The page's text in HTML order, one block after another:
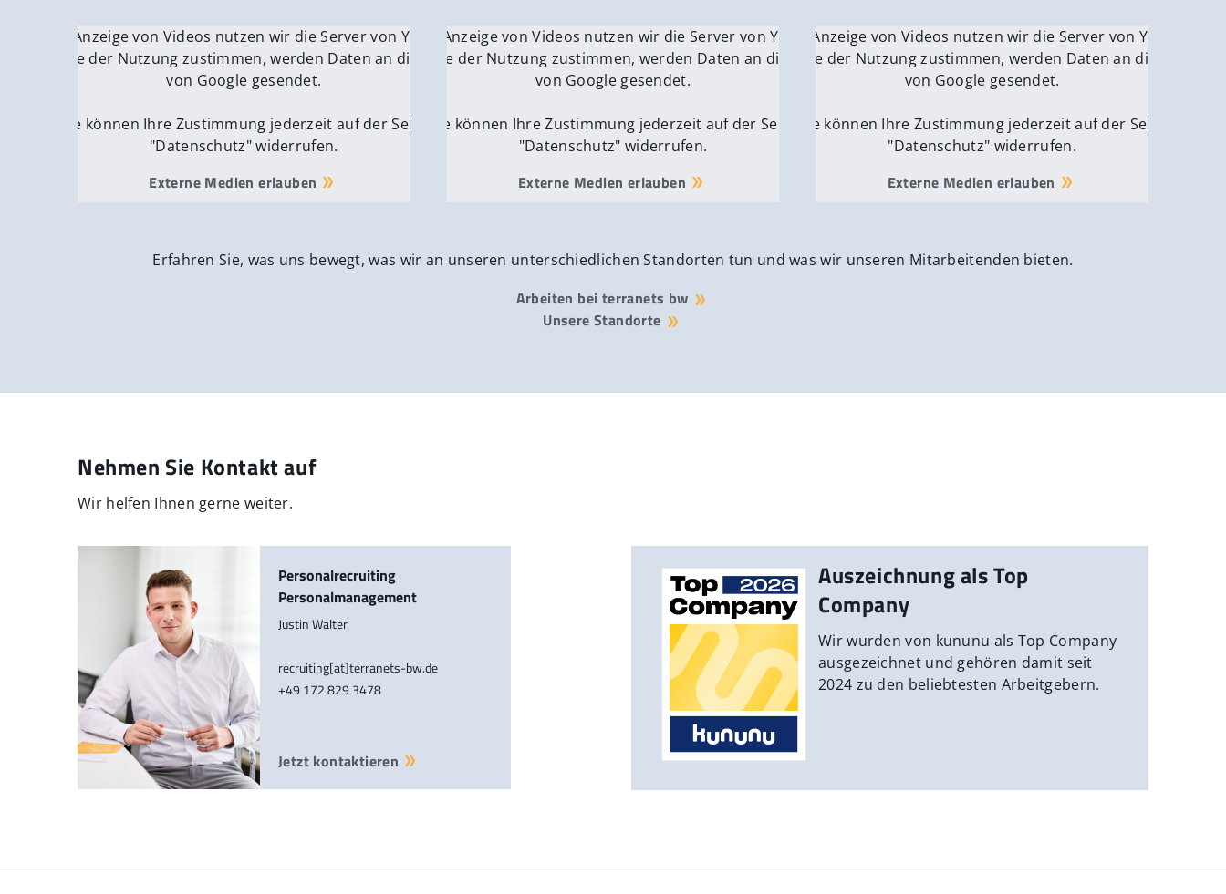
Für die Anzeige von Videos nutzen wir die Server von YouTube.
Wenn Sie der Nutzung zustimmen, werden Daten an die Server
von Google gesendet.
Sie können Ihre Zustimmung jederzeit auf der Seite
"Datenschutz" widerrufen.
Externe Medien erlauben
Für die Anzeige von Videos nutzen wir die Server von YouTube.
Wenn Sie der Nutzung zustimmen, werden Daten an die Server
von Google gesendet.
Sie können Ihre Zustimmung jederzeit auf der Seite
"Datenschutz" widerrufen.
Externe Medien erlauben
Für die Anzeige von Videos nutzen wir die Server von YouTube.
Wenn Sie der Nutzung zustimmen, werden Daten an die Server
von Google gesendet.
Sie können Ihre Zustimmung jederzeit auf der Seite
"Datenschutz" widerrufen.
Externe Medien erlauben
Erfahren Sie, was uns bewegt, was wir an unseren unterschiedlichen Standorten tun und was wir unseren Mitarbeitenden bieten.
Arbeiten bei terranets bw
Unsere Standorte
Nehmen Sie Kontakt auf
Wir helfen Ihnen gerne weiter.
Personalrecruiting
Personalmanagement
Justin Walter
recruiting[at]terranets-bw.de
+49 172 829 3478
Jetzt kontaktieren
Auszeichnung als Top
Company
Wir wurden von kununu als Top Company
ausgezeichnet und gehören damit seit
2024 zu den beliebtesten Arbeitgebern.